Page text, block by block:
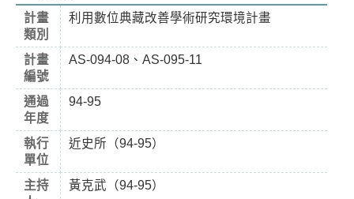
計畫
類別
利用數位典藏改善學術研究環境計畫
計畫
編號
AS-094-08、AS-095-11
通過
年度
94-95
執行
單位
近史所（94-95）
主持
黃克武（94-95）